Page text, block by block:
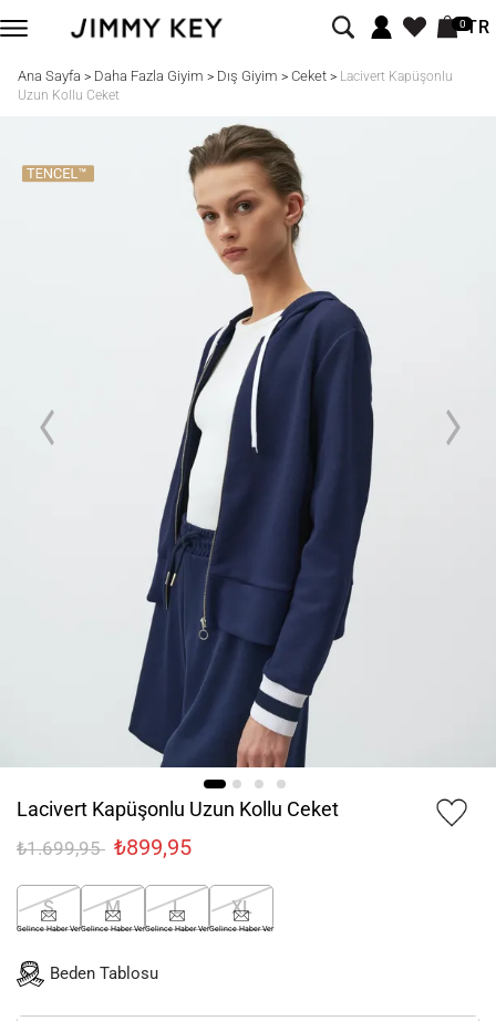
0TR
Ana Sayfa > Daha Fazla Giyim > Dış Giyim > Ceket> Lacivert Kapüşonlu
Uzun Kollu Ceket
Lacivert Kapüşonlu Uzun Kollu Ceket
₺1.699,95 ₺899,95
S
Gelince Haber Ver
M
Gelince Haber Ver
L
Gelince Haber Ver
XL
Gelince Haber Ver
Beden Tablosu